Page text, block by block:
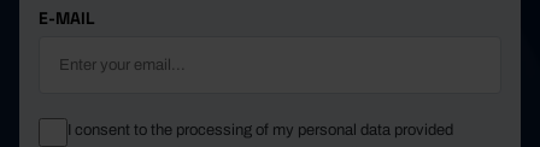
E-MAIL
I consent to the processing of my personal data provided